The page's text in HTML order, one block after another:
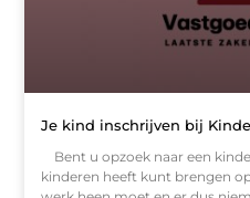
Je kind inschrijven bij
Bent u opzoek naar een
kinderen heeft kunt brengen